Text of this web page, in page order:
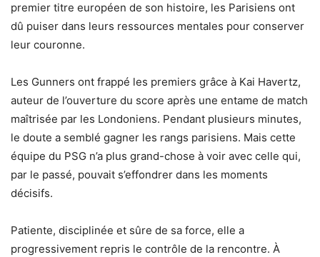
premier titre européen de son histoire, les Parisiens ont
dû puiser dans leurs ressources mentales pour conserver
leur couronne.
Les Gunners ont frappé les premiers grâce à Kai Havertz,
auteur de l’ouverture du score après une entame de match
maîtrisée par les Londoniens. Pendant plusieurs minutes,
le doute a semblé gagner les rangs parisiens. Mais cette
équipe du PSG n’a plus grand-chose à voir avec celle qui,
par le passé, pouvait s’effondrer dans les moments
décisifs.
Patiente, disciplinée et sûre de sa force, elle a
progressivement repris le contrôle de la rencontre. À